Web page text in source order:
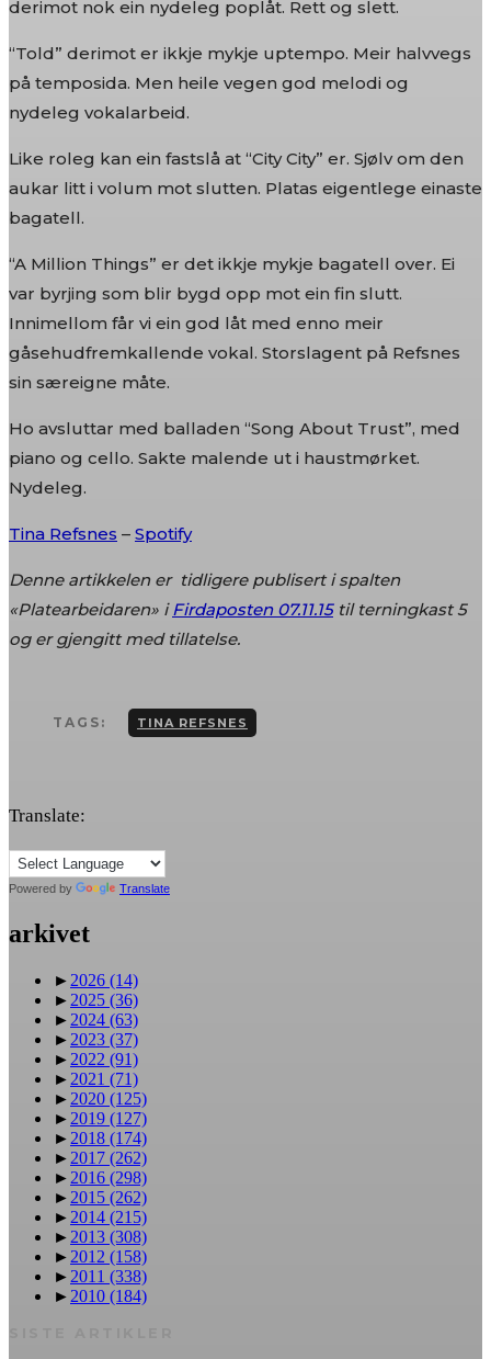
derimot nok ein nydeleg poplåt. Rett og slett.
“Told” derimot er ikkje mykje uptempo. Meir halvvegs
på temposida. Men heile vegen god melodi og
nydeleg vokalarbeid.
Like roleg kan ein fastslå at “City City” er. Sjølv om den
aukar litt i volum mot slutten. Platas eigentlege einaste
bagatell.
“A Million Things” er det ikkje mykje bagatell over. Ei
var byrjing som blir bygd opp mot ein fin slutt.
Innimellom får vi ein god låt med enno meir
gåsehudfremkallende vokal. Storslagent på Refsnes
sin særeigne måte.
Ho avsluttar med balladen “Song About Trust”, med
piano og cello. Sakte malende ut i haustmørket.
Nydeleg.
Tina Refsnes – Spotify
Denne artikkelen er tidligere publisert i spalten
«Platearbeidaren» iFirdaposten 07.11.15til terningkast 5
og er gjengitt med tillatelse.
TAGS: TINA REFSNES
Translate:
Powered by Translate
arkivet
► 2026 (14)
► 2025 (36)
► 2024 (63)
► 2023 (37)
► 2022 (91)
► 2021 (71)
► 2020 (125)
► 2019 (127)
► 2018 (174)
► 2017 (262)
► 2016 (298)
► 2015 (262)
► 2014 (215)
► 2013 (308)
► 2012 (158)
► 2011 (338)
► 2010 (184)